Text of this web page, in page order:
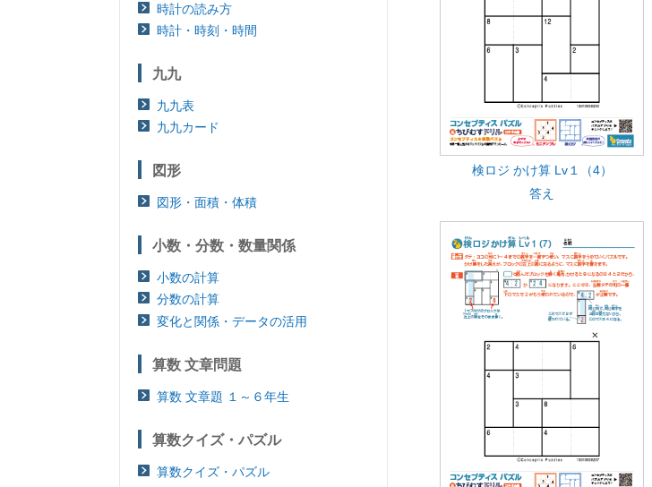
検ロジ かけ算 Lv１（4）
答え
時計の読み方
時計・時刻・時間
九九
九九表
九九カード
図形
図形・面積・体積
小数・分数・数量関係
小数の計算
分数の計算
変化と関係・データの活用
算数 文章問題
算数 文章題 １～６年生
算数クイズ・パズル
算数クイズ・パズル